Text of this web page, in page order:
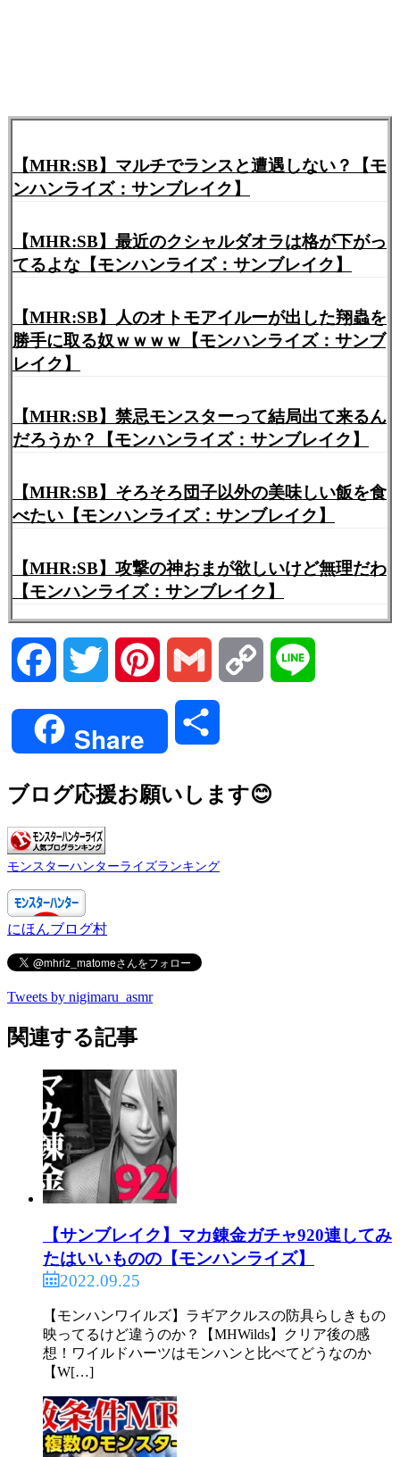
【MHR:SB】マルチでランスと遭遇しない？【モ
ンハンライズ：サンブレイク】
【MHR:SB】最近のクシャルダオラは格が下がっ
てるよな【モンハンライズ：サンブレイク】
【MHR:SB】人のオトモアイルーが出した翔蟲を
勝手に取る奴ｗｗｗｗ【モンハンライズ：サンブ
レイク】
【MHR:SB】禁忌モンスターって結局出て来るん
だろうか？【モンハンライズ：サンブレイク】
【MHR:SB】そろそろ団子以外の美味しい飯を食
べたい【モンハンライズ：サンブレイク】
【MHR:SB】攻撃の神おまが欲しいけど無理だわ
【モンハンライズ：サンブレイク】
Facebook Twitter Pinterest Gmail Copy
Share
ブログ応援お願いします😊
モンスターハンターライズランキング
にほんブログ村
Tweets by nigimaru_asmr
関連する記事
【サンブレイク】マカ錬金ガチャ920連してみ
たはいいものの【モンハンライズ】
2022.09.25
【モンハンワイルズ】ラギアクルスの防具らしきもの
映ってるけど違うのか？【MHWilds】クリア後の感
想！ワイルドハーツはモンハンと比べてどうなのか
【W[…]